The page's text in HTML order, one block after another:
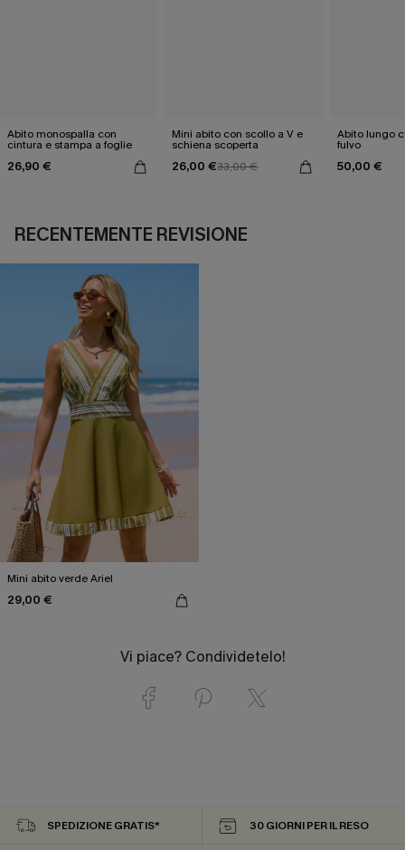
Abito monospalla con
cintura e stampa a foglie
26,90 €
Mini abito con scollo a V e
schiena scoperta
26,00 €33,00 €
Abito lungo
fulvo
50,00 €
RECENTEMENTE REVISIONE
Mini abito verde Ariel
29,00 €
Vi piace? Condividetelo!
SPEDIZIONE GRATIS* 30 GIORNI PER IL RESO